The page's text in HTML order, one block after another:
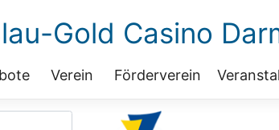
Gold Casino
Verein Förderverein